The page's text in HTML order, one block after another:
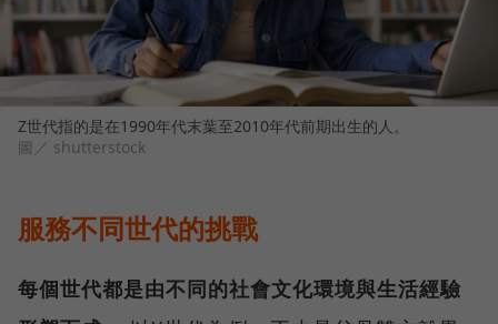
Z世代指的是在1990年代末葉至2010年代前期出生的人。
圖／ shutterstock
服務不同世代的挑戰
每個世代都是由不同的社會文化環境與生活經驗